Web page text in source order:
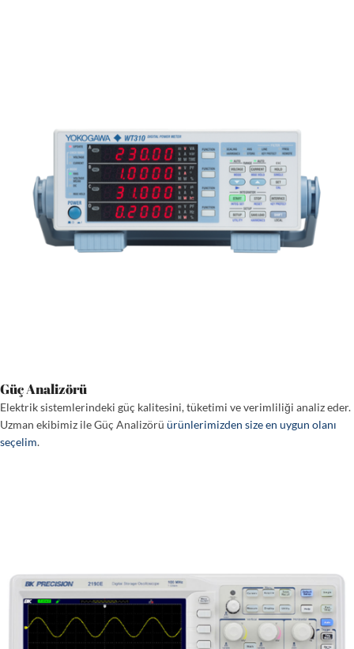
Güç Analizörü
Elektrik sistemlerindeki güç kalitesini, tüketimi ve verimliliği analiz eder.
Uzman ekibimiz ile Güç Analizörü ürünlerimizden size en uygun olanı
seçelim.